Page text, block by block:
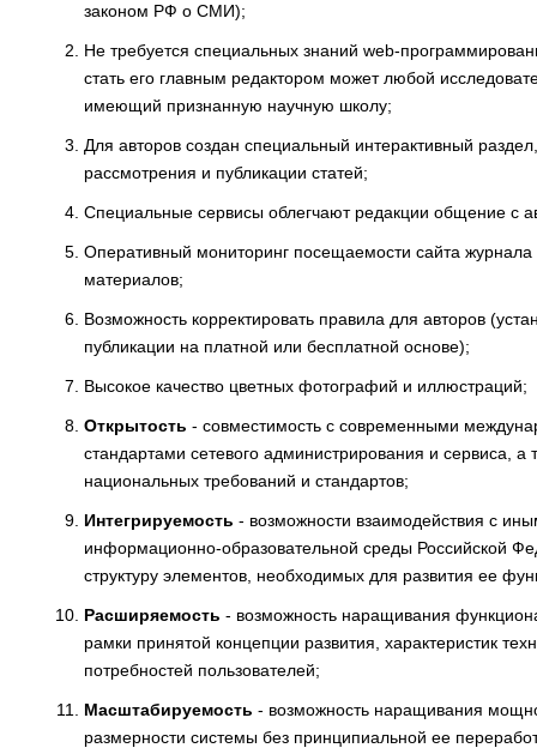
законом РФ о СМИ);
Не требуется специальных знаний web-
стать его главным редактором может любой
имеющий признанную научную школу;
Для авторов создан специальный интерактивный
рассмотрения и публикации статей;
Специальные сервисы облегчают редакции общение с
Оперативный мониторинг посещаемости сайта журнала
материалов;
Возможность корректировать правила для авторов
публикации на платной или бесплатной основе);
Высокое качество цветных фотографий и иллюстраций;
Открытость - совместимость с современными
стандартами сетевого администрирования и сервиса, а
национальных требований и стандартов;
Интегрируемость - возможности взаимодействия с
информационно-образовательной среды Российской
структуру элементов, необходимых для развития ее
Расширяемость - возможность наращивания
рамки принятой концепции развития, характеристик
потребностей пользователей;
Масштабируемость - возможность наращивания
размерности системы без принципиальной ее